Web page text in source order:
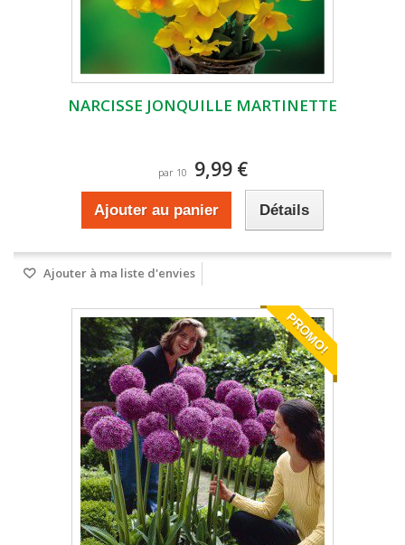
NARCISSE JONQUILLE MARTINETTE
par 10 9,99 €
Ajouter au panier Détails
Ajouter à ma liste d'envies
PROMO!